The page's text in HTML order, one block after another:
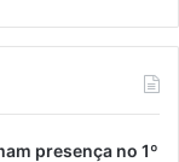
presença no 1º